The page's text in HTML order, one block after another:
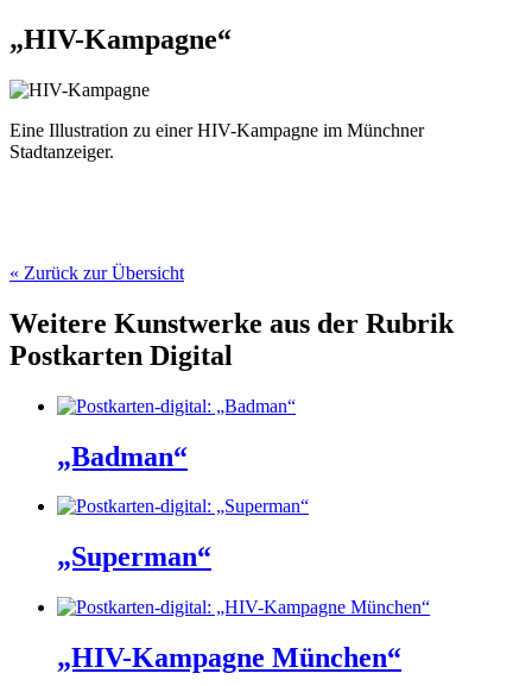
„HIV-Kam­pa­g­ne“
Eine Illustration zu einer HIV-Kampagne im Münchner
Stadtanzeiger.
« Zurück zur Übersicht
Weitere Kunstwerke aus der Rubrik
Postkarten Digital
„Badman“
„Superman“
„HIV-Kam­pa­g­ne München“